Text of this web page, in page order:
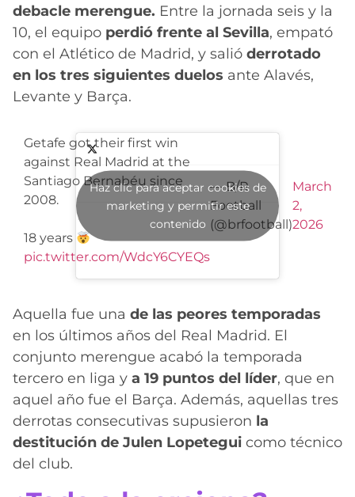
debacle merengue. Entre la jornada seis y la
10, el equipo perdió frente al Sevilla, empató
con el Atlético de Madrid, y salió derrotado
en los tres siguientes duelos ante Alavés,
Levante y Barça.
Getafe got their first win
against Real Madrid at the
Santiago Bernabéu since
2008.
18 years
pic.twitter.com/WdcY6CYEQs
— B/R
Football
(@brfootball)
March
2,
2026
Haz clic para aceptar cookies de
marketing y permitir este
contenido
Aquella fue una de las peores temporadas
en los últimos años del Real Madrid. El
conjunto merengue acabó la temporada
tercero en liga y a 19 puntos del líder, que en
aquel año fue el Barça. Además, aquellas tres
derrotas consecutivas supusieron la
destitución de Julen Lopetegui como técnico
del club.